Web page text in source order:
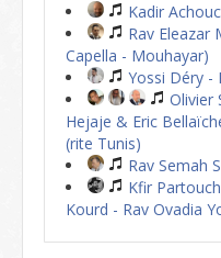
Kadir
Rav Eleazar
Capella - Mouhayar)
Yossi Déry -
Olivier
Hejaje & Eric
(rite Tunis)
Rav Semah
Kfir
Kourd - Rav Ovadia